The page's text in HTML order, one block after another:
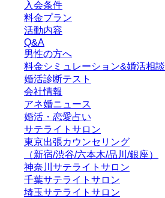
入会条件
料金プラン
活動内容
Q&A
男性の方へ
料金シミュレーション&婚活相談
婚活診断テスト
会社情報
アネ婚ニュース
婚活・恋愛占い
サテライトサロン
東京出張カウンセリング
（新宿/渋谷/六本木/品川/銀座）
神奈川サテライトサロン
千葉サテライトサロン
埼玉サテライトサロン